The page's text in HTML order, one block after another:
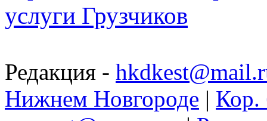
услуги Грузчиков
Редакция -
Нижнем Новгороде | Кор.